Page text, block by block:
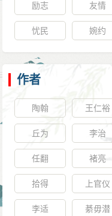
励志 友情
忧民 婉约
作者
陶翰 王仁裕
丘为 李治
任翻 褚亮
拾得 上官仪
李适 綦毋潜